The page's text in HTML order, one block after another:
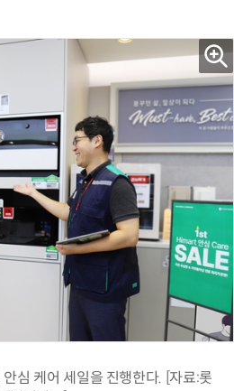
심 케어 세일을 진행한다. [자료:롯